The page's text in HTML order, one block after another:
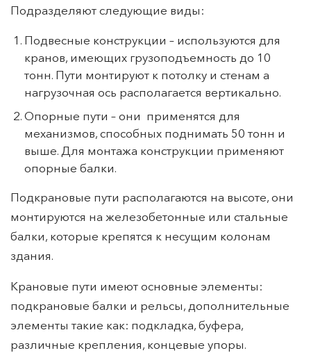
Подразделяют следующие виды:
Подвесные конструкции – используются для
кранов, имеющих грузоподъемность до 10
тонн. Пути монтируют к потолку и стенам а
нагрузочная ось располагается вертикально.
Опорные пути – они применятся для
механизмов, способных поднимать 50 тонн и
выше. Для монтажа конструкции применяют
опорные балки.
Подкрановые пути располагаются на высоте, они
монтируются на железобетонные или стальные
балки, которые крепятся к несущим колонам
здания.
Крановые пути имеют основные элементы:
подкрановые балки и рельсы, дополнительные
элементы такие как: подкладка, буфера,
различные крепления, концевые упоры.